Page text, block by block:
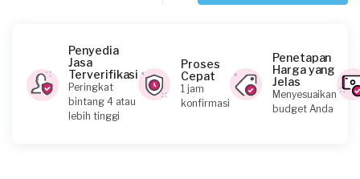
Iskandar requested Service Kompor Gas
5 hari yang lalu
Penyedia
Jasa
Terverifikasi
Peringkat
bintang 4 atau
lebih tinggi
Proses
Cepat
1 jam
konfirmasi
Penetapan
Harga yang
Jelas
Menyesuaikan
budget Anda